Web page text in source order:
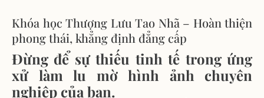
Khóa học Thượng Lưu Tao Nhã – Hoàn thiện
phong thái, khẳng định đẳng cấp
Đừng đểsựthiếu tinh tế trongứng
xửlàm lu mờhình ảnh chuyên
nghiệp của bạn.